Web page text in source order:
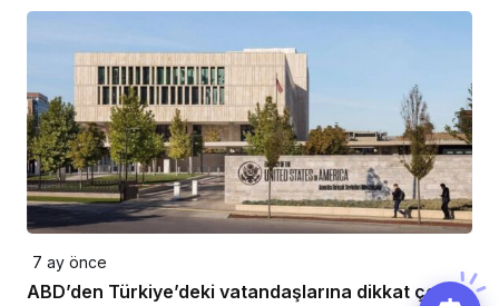
7 ay önce
ABD’den Türkiye’deki vatandaşlarına dikkat çeken